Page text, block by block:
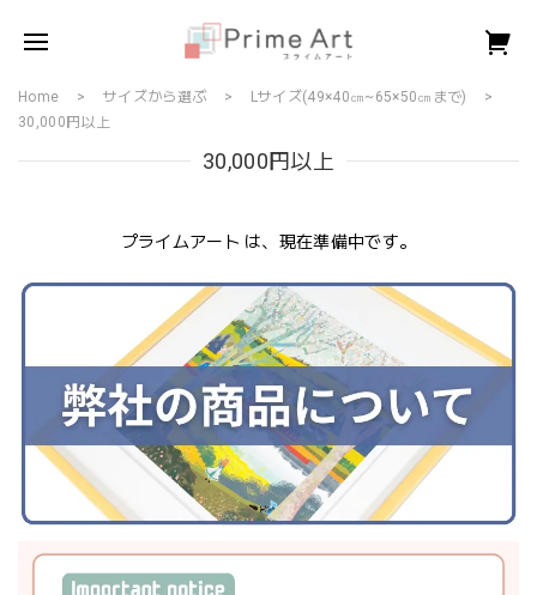
Home サイズから選ぶ
Lサイズ(49×40㎝~65×50㎝まで)
30,000円以上
30,000円以上
プライムアート は、現在準備中です。